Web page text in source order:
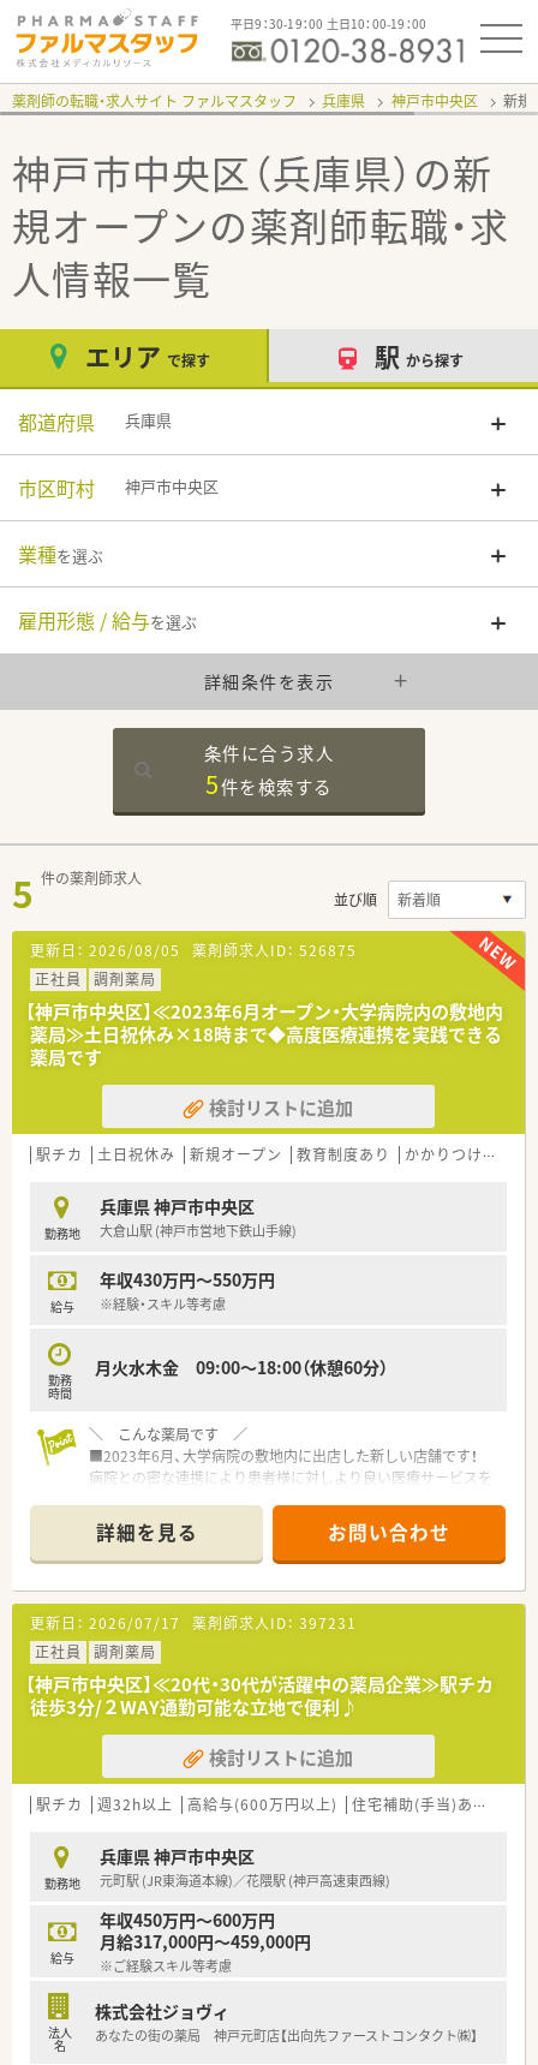
平日9：30-19：00 土日10：00-19：00
薬剤師の転職・求人サイト ファルマスタッフ 兵庫県 神戸市中央区 新規
神戸市中央区（兵庫県）の新
規オープンの薬剤師転職・求
人情報一覧
エリア で探す 駅 から探す
都道府県 兵庫県
市区町村 神戸市中央区
業種を選ぶ
雇用形態 / 給与を選ぶ
詳細条件を表示
条件に合う求人
5件を検索する
5 件の薬剤師求人
並び順
更新日： 2026/08/05 薬剤師求人ID： 526875
正社員
調剤薬局
【神戸市中央区】≪2023年6月オープン・大学病院内の敷地内
薬局≫土日祝休み×18時まで◆高度医療連携を実践できる
薬局です
検討リストに追加
駅チカ 土日祝休み 新規オープン 教育制度あり かかりつけ薬剤師
勤務地
兵庫県 神戸市中央区
大倉山駅 (神戸市営地下鉄山手線)
給与
年収430万円～550万円
※経験・スキル等考慮
勤務
時間
月火水木金 09:00～18:00（休憩60分）
＼ こんな薬局です ／
■2023年6月、大学病院の敷地内に出店した新しい店舗です！
病院との密な連携により患者様に対しより良い医療サービスを
■平日18時まで！土日祝お休み予定のワークライフバランスの
取りやすい店舗
■オープニングスタッフとして薬局の立上げ業務から携われる
環境です！
＼休日休暇・福利厚生について／
■年間休日は113日、半日＋半日で1日休みというカウントはせ
ず、1日単位でのお休みです。
■産前・産後休暇・育児休暇（子が最長2歳まで）の他、介護休暇・
看護休暇などございます。
■時短勤務はお子様が小学校を卒業するまで利用可能です。
■会社都合でのご自宅からの通勤ができない場合は、社宅制度
（規定あり）も適用されます。
■全国に店舗展開をしている大手調剤・ドラッグストアの企業で
す。
■調剤事業を中心に、OTC販売・在宅・訪問看護など、ヘルスケア
事業を手掛けています。
詳細を見る お問い合わせ
更新日： 2026/07/17 薬剤師求人ID： 397231
正社員
調剤薬局
【神戸市中央区】≪20代・30代が活躍中の薬局企業≫駅チカ
徒歩3分/２WAY通勤可能な立地で便利♪
検討リストに追加
駅チカ 週32h以上 高給与(600万円以上) 住宅補助(手当)あり
勤務地
兵庫県 神戸市中央区
元町駅 (JR東海道本線)／花隈駅 (神戸高速東西線)
給与
年収450万円～600万円
月給317,000円～459,000円
※ご経験スキル等考慮
法人
名
株式会社ジョヴィ
あなたの街の薬局 神戸元町店【出向先ファーストコンタクト㈱】